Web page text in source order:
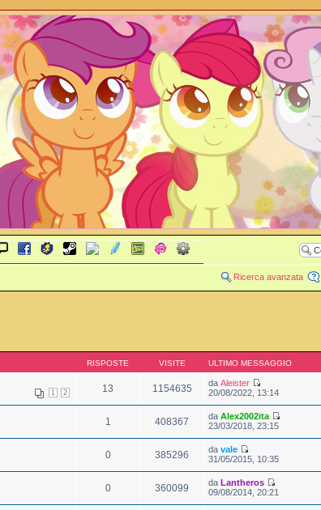
Ricerca avanzata
RISPOSTE VISITE ULTIMO MESSAGGIO
1 2 13 1154635 daAleister
20/08/2022, 13:14
1 408367 daAlex2002ita
23/03/2018, 23:15
0 385296 davale
31/05/2015, 10:35
0 360099 daLantheros
09/08/2014, 20:21